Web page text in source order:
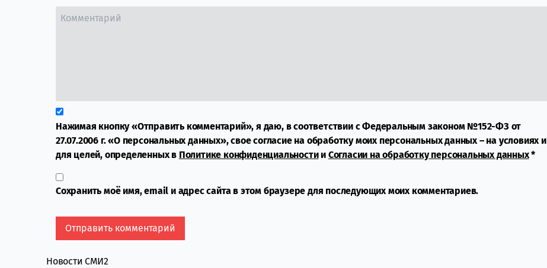
Нажимая кнопку «Отправить комментарий», я даю, в соответствии с Федеральным законом №152-ФЗ от
27.07.2006 г. «О персональных данных», свое согласие на обработку моих персональных данных – на условиях и
для целей, определенных в Политике конфиденциальностии Согласии на обработку персональных данных*
Сохранить моё имя, email и адрес сайта в этом браузере для последующих моих комментариев.
Новости СМИ2